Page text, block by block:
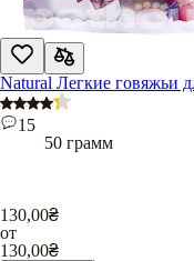
Natural Легкие говяжьи
15
50 грамм
130,00₴
от
130,00₴